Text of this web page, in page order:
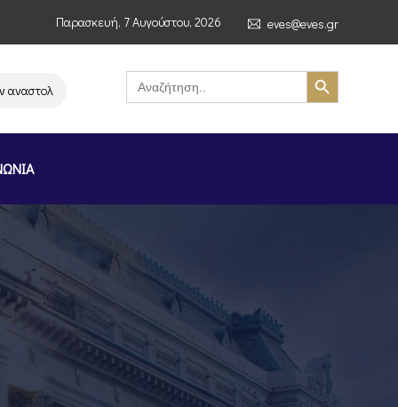
Παρασκευή, 7 Αυγούστου, 2026 eves@eves.gr
λειτουργίας της αλυσίδας σούπερ μάρκετ MERE στην Ελλάδα –
Search
for:
Search Button